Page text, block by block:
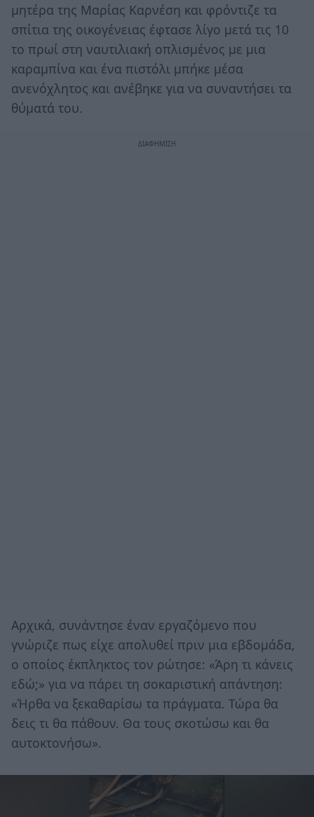
μητέρα της Μαρίας Καρνέση και φρόντιζε τα
σπίτια της οικογένειας έφτασε λίγο μετά τις 10
το πρωί στη ναυτιλιακή οπλισμένος με μια
καραμπίνα και ένα πιστόλι μπήκε μέσα
ανενόχλητος και ανέβηκε για να συναντήσει τα
θύματά του.
Αρχικά, συνάντησε έναν εργαζόμενο που
γνώριζε πως είχε απολυθεί πριν μια εβδομάδα,
ο οποίος έκπληκτος τον ρώτησε: «Άρη τι κάνεις
εδώ;» για να πάρει τη σοκαριστική απάντηση:
«Ήρθα να ξεκαθαρίσω τα πράγματα. Τώρα θα
δεις τι θα πάθουν. Θα τους σκοτώσω και θα
αυτοκτονήσω».